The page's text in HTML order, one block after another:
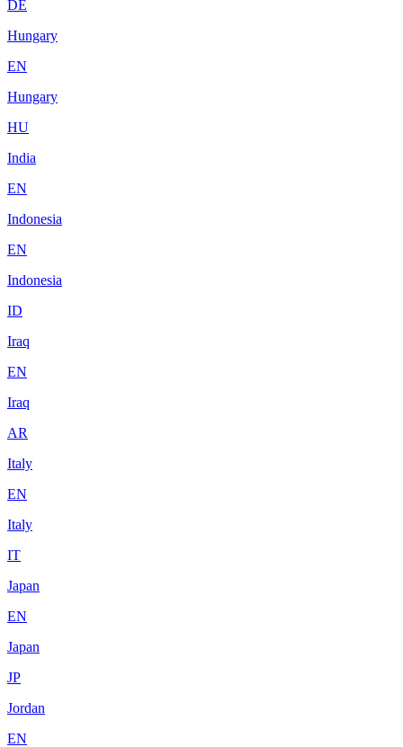
DE
Hungary
EN
Hungary
HU
India
EN
Indonesia
EN
Indonesia
ID
Iraq
EN
Iraq
AR
Italy
EN
Italy
IT
Japan
EN
Japan
JP
Jordan
EN